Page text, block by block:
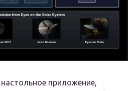
приложение,